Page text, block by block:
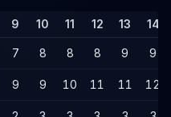
9 10 11 12 13 14
7 8 8 8 9 9
9 9 10 11 11 12